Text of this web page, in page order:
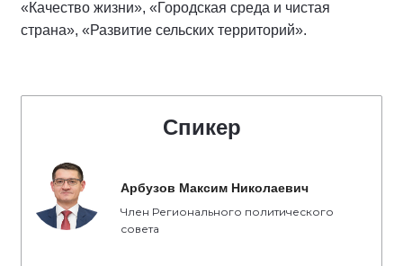
«Качество жизни», «Городская среда и чистая
страна», «Развитие сельских территорий».
Спикер
Арбузов Максим Николаевич
Член Регионального политического
совета